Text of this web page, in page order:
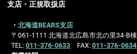
支店・正規取扱店
・北海道BEARS支店
〒061-1111 北海道北広島市北の里34-B棟
TEL:011-376-0633 FAX:011-376-0634